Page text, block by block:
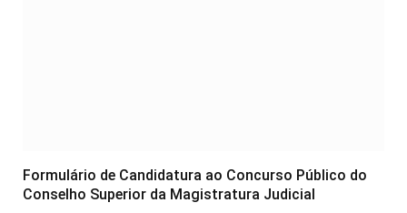
Formulário de Candidatura ao Concurso Público do
Conselho Superior da Magistratura Judicial